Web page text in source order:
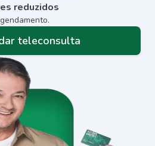
reduzidos
teleconsulta